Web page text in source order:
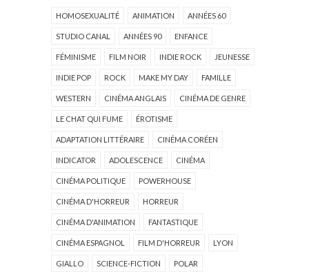
HOMOSEXUALITÉ ANIMATION ANNÉES 60
STUDIO CANAL ANNÉES 90 ENFANCE
FÉMINISME FILM NOIR INDIE ROCK JEUNESSE
INDIE POP ROCK MAKE MY DAY FAMILLE
WESTERN CINÉMA ANGLAIS CINÉMA DE GENRE
LE CHAT QUI FUME ÉROTISME
ADAPTATION LITTÉRAIRE CINÉMA CORÉEN
INDICATOR ADOLESCENCE CINÉMA
CINÉMA POLITIQUE POWERHOUSE
CINÉMA D'HORREUR HORREUR
CINÉMA D'ANIMATION FANTASTIQUE
CINÉMA ESPAGNOL FILM D'HORREUR LYON
GIALLO SCIENCE-FICTION POLAR